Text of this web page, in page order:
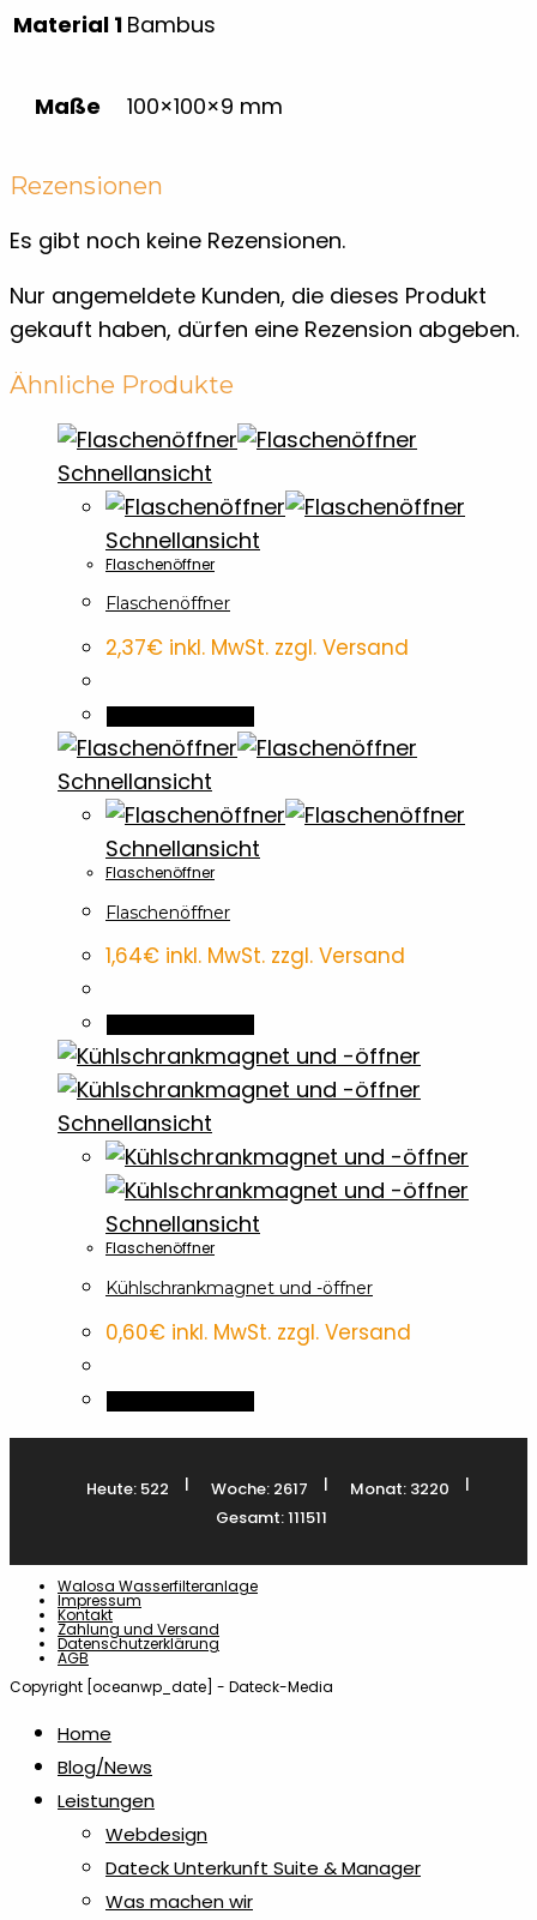
Material 1 Bambus
Maße 100×100×9 mm
Rezensionen
Es gibt noch keine Rezensionen.
Nur angemeldete Kunden, die dieses Produkt
gekauft haben, dürfen eine Rezension abgeben.
Ähnliche Produkte
Schnellansicht
Schnellansicht
Flaschenöffner
Flaschenöffner
2,37€ inkl. MwSt. zzgl. Versand
Schnellansicht
Schnellansicht
Flaschenöffner
Flaschenöffner
1,64€ inkl. MwSt. zzgl. Versand
Schnellansicht
Schnellansicht
Flaschenöffner
Kühlschrankmagnet und -öffner
0,60€ inkl. MwSt. zzgl. Versand
Heute: 522 | Woche: 2617 | Monat: 3220
|
Gesamt: 111511
Walosa Wasserfilteranlage
Impressum
Kontakt
Zahlung und Versand
Datenschutzerklärung
AGB
Copyright [oceanwp_date] - Dateck-Media
Home
Blog/News
Leistungen
Webdesign
Dateck Unterkunft Suite & Manager
Was machen wir